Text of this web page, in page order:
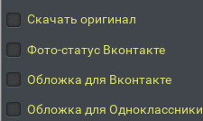
Скачать оригинал
Фото-статус Вконтакте
Обложка для Вконтакте
Обложка для Одноклассники